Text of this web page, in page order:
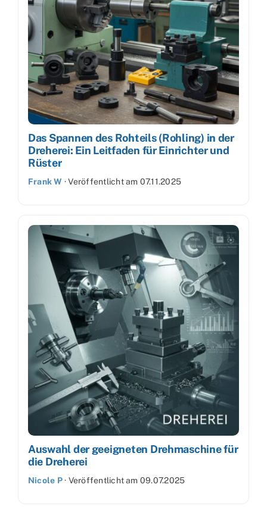
Das Spannen des Rohteils (Rohling) in der
Dreherei: Ein Leitfaden für Einrichter und
Rüster
Frank W ·Veröffentlicht am 07.11.2025
Auswahl der geeigneten Drehmaschine für
die Dreherei
Nicole P· Veröffentlicht am 09.07.2025